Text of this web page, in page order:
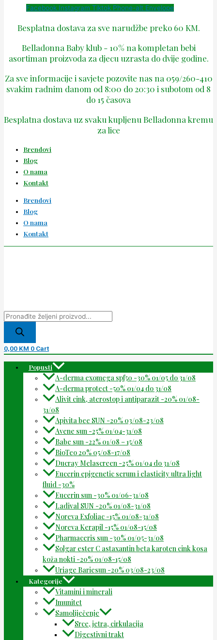
Facebook Instagram Tiktok Phone-alt Envelope
Besplatna dostava za sve narudžbe preko 60 KM.
Belladonna Baby klub - 10% na kompletan bebi
asortiman proizvoda za djecu uzrasta do dvije godine.
Za sve informacije i savjete pozovite nas na 059/260-410
svakim radnim danom od 8:00 do 20:30 i subotom od 8
do 15 časova
Besplatna dostava uz svaku kupljenu Belladonna kremu
za lice
Brendovi
Blog
O nama
Kontakt
Brendovi
Blog
O nama
Kontakt
0,00 KM 0 Cart
Popusti
A-derma exomega spf50 -30% 01/05 do 31/08
A-derma protect -50% 01/04 do 31/08
Alivit cink, aterostop i antiparazit -20% 01/08-
31/08
Apivita bee SUN -20% 03/08-23/08
Avene sun -25% 01/04-31/08
Babe sun -22% 01/08 – 15/08
BioTeo 20% 05/08-17/08
Ducray Melascreen -25% 01/04 do 31/08
Eucerin epigenetic serum i elasticity ultra light
fluid -30%
Eucerin sun -30% 01/06-31/08
Ladival SUN -20% 01/08-31/08
Noreva Exfoliac -15% 01/08-31/08
Noreva Kerapil -15% 01/08-15/08
Pharmaceris sun -30% 01/05-31/08
Solgar ester C astaxantin beta karoten cink kosa
koža nokti -20% 01/08-15/08
Uriage Bariesun -20% 03/08-23/08
Kategorije
Vitamini i minerali
Imunitet
Samoliječenje
Srce, jetra, cirkulacija
Digestivni trakt